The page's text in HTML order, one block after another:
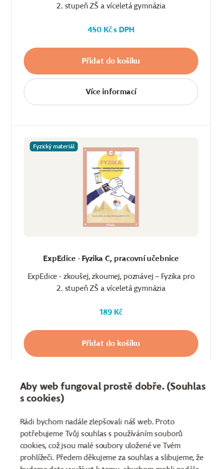
2. stupeň ZŠ a víceletá gymnázia
450 Kč s DPH
Přidat do košíku
Více informací
Fyzický materiál
ExpEdice - Fyzika C, pracovní učebnice
ExpEdice - zkoušej, zkoumej, poznávej – Fyzika pro
2. stupeň ZŠ a víceletá gymnázia
189 Kč
Přidat do košíku
Aby web fungoval prostě dobře. (Souhlas
s cookies)
Rádi bychom nadále zlepšovali náš web. Proto
potřebujeme Tvůj souhlas s používáním souborů
cookies, což jsou malé soubory uložené ve Tvém
prohlížeči. Předem děkujeme za souhlas a slibujeme, že